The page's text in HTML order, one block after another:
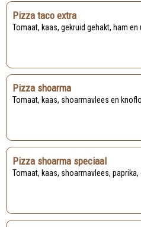
Pizza taco extra
Tomaat, kaas, gekruid gehakt, ham en
Pizza shoarma
Tomaat, kaas, shoarmavlees en
Pizza shoarma speciaal
Tomaat, kaas, shoarmavlees,